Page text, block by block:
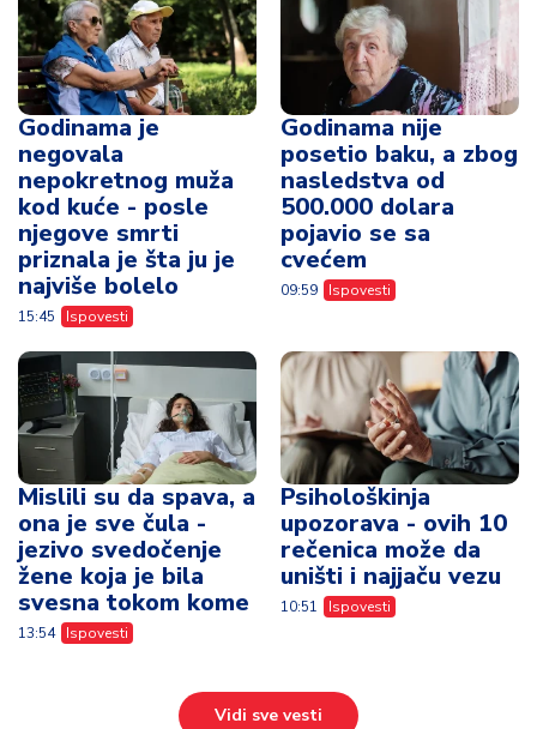
Godinama je
negovala
nepokretnog muža
kod kuće - posle
njegove smrti
priznala je šta ju je
najviše bolelo
15:45 Ispovesti
Godinama nije
posetio baku, a zbog
nasledstva od
500.000 dolara
pojavio se sa
cvećem
09:59 Ispovesti
Mislili su da spava, a
ona je sve čula -
jezivo svedočenje
žene koja je bila
svesna tokom kome
13:54 Ispovesti
Psihološkinja
upozorava - ovih 10
rečenica može da
uništi i najjaču vezu
10:51 Ispovesti
Vidi sve vesti